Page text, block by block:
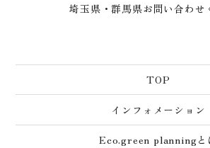
埼玉県・群馬県お問い合わせ
TOP
インフォメーション
Eco.green planningと